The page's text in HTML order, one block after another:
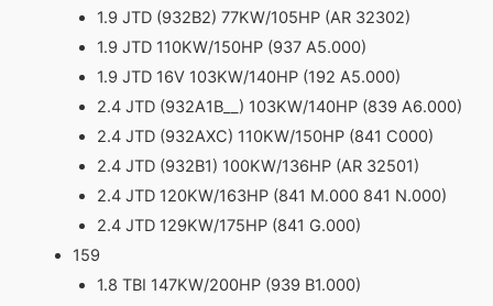
1.9 JTD (932B2) 77KW/105HP (AR 32302)
1.9 JTD 110KW/150HP (937 A5.000)
1.9 JTD 16V 103KW/140HP (192 A5.000)
2.4 JTD (932A1B__) 103KW/140HP (839 A6.000)
2.4 JTD (932AXC) 110KW/150HP (841 C000)
2.4 JTD (932B1) 100KW/136HP (AR 32501)
2.4 JTD 120KW/163HP (841 M.000 841 N.000)
2.4 JTD 129KW/175HP (841 G.000)
159
1.8 TBI 147KW/200HP (939 B1.000)